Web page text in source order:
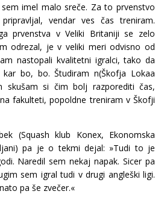
imel malo sreče. Za to prvenstvo
vendar ves čas treniram.
prvenstva v Veliki Britaniji se zelo
odrezal, je v veliki meri odvisno od
nastopali kvalitetni igralci, tako da
bo, bo. Študiram n(Škofja Lokaa
skušam si čim bolj razporediti čas,
fakulteti, popoldne treniram v Škofji
(Squash klub Konex, Ekonomska
pa je o tekmi dejal: »Tudi to je
Naredil sem nekaj napak. Sicer pa
sem igral tudi v drugi angleški ligi.
pa še zvečer.«